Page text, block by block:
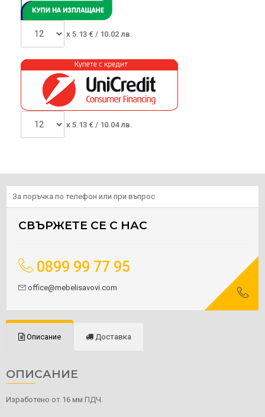
x 5.13 € / 10.02 лв.
x 5.13 € / 10.04 лв.
За поръчка по телефон или при въпрос
СВЪРЖЕТЕ СЕ С НАС
0899 99 77 95
office@mebelisavovi.com
Описание Доставка
ОПИСАНИЕ
Изработено от 16 мм ПДЧ.